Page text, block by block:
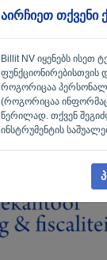
აირჩიეთ თქვენი
Billit NV იყენებს ისეთ
ფუნქციონირებისთვის
როგორიცაა
(როგორიცაა
წერილად. თქვენ
ინსტრუმენტის